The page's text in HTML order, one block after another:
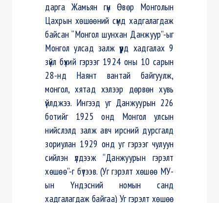
дарга Жамьян гүн Өвөр Монголын
Цахрын хөшөөний сүмд хадгалагдаж
байсан “Монгол шунхан Данжуур”-ыг
Монгол улсад залж үүрд хадгалах 9
зүйл бүхий гэрээг 1924 оны 10 сарын
28-нд Наянт вантай байгуулж,
монгол, хятад хэлээр дөрвөн хувь
үйлджээ. Ингээд уг Данжуурын 226
ботийг 1925 онд Монгол улсын
нийслэлд залж авч ирсний дурсгалд
зориулан 1929 онд уг гэрээг чулуун
сийлэн үлдээж “Данжуурын гэрэлт
хөшөө”-г бүтээв. (Уг гэрэлт хөшөө МУ-
ын Үндэсний номын санд
хадгалагдаж байгаа) Уг гэрэлт хөшөө